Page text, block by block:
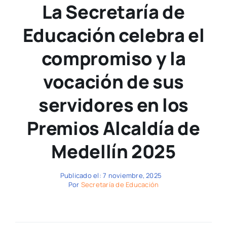
La Secretaría de
Educación celebra el
compromiso y la
vocación de sus
servidores en los
Premios Alcaldía de
Medellín 2025
Publicado el: 7 noviembre, 2025
Por Secretaría de Educación